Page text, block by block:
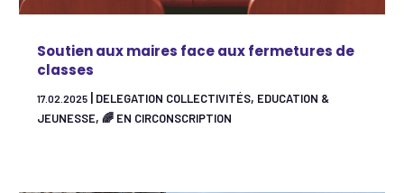
Soutien aux maires face aux fermetures de
classes
17.02.2025 DELEGATION COLLECTIVITÉS, EDUCATION &
JEUNESSE,🌈 EN CIRCONSCRIPTION